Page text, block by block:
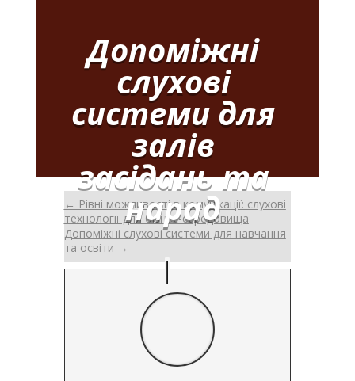
Допоміжні
слухові
системи для
залів
засідань та
нарад
← Рівні можливості в комунікації: слухові
технології для бізнес-середовища
Допоміжні слухові системи для навчання
та освіти →